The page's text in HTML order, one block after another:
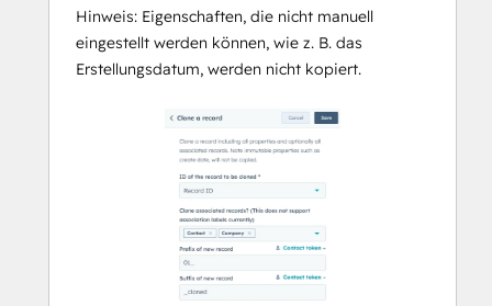
(Kontakte, Unternehmen, Angebote,
Tickets, benutzerdefinierte Objekte).
Alle Fehler oder Probleme werden in
Funktionen zum Zusammenführen:
Priorisieren Sie den primären
Datensatz auf der Grundlage einer
Eigenschaft.
Priorisieren Sie die Reihenfolge der
Zusammenführung von Datensätzen
alphabetisch, numerisch oder nach
Hinweis: Eigenschaften, die nicht manuell
eingestellt werden können, wie z. B. das
Erstellungsdatum, werden nicht kopiert.